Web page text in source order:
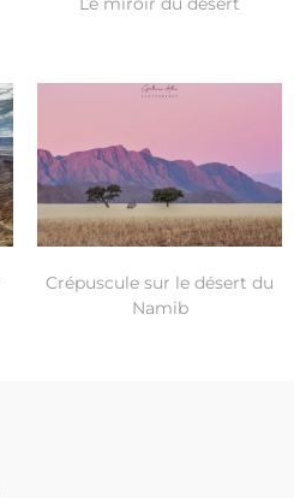
Crépuscule sur le désert du
Namib